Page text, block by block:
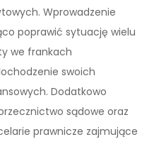
Wprowadzenie
poprawić sytuację wielu
we frankach
swoich
Dodatkowo
sądowe oraz
prawnicze zajmujące